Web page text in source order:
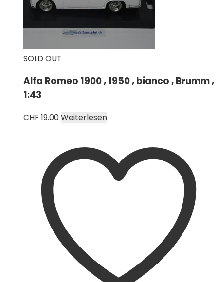
SOLD OUT
Alfa Romeo 1900 , 1950 , bianco , Brumm ,
1:43
CHF 19.00Weiterlesen